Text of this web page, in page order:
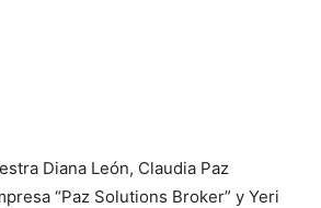
Diana León, Claudia Paz
“Paz Solutions Broker” y Yeri